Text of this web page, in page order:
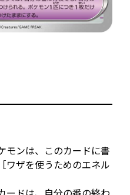
モンは、このカードに書
ワザを使うためのエネル